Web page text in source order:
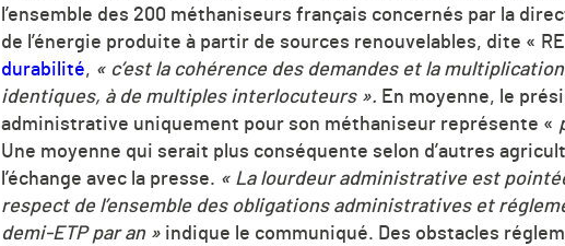
l’ensemble des 200 méthaniseurs français concernés par la
de l’énergie produite à partir de sources renouvelables, dite «
durabilité, « c’est la cohérence des demandes et la
identiques, à de multiples interlocuteurs ». En moyenne, le
administrative uniquement pour son méthaniseur représente «
Une moyenne qui serait plus conséquente selon d’autres
l’échange avec la presse. « La lourdeur administrative est
respect de l’ensemble des obligations administratives et
demi-ETP par an » indique le communiqué. Des obstacles